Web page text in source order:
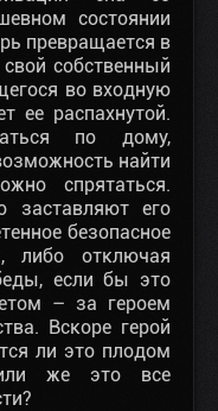
состоянии
превращается в
собственный
во входную
ее распахнутой.
по дому,
найти
спрятаться.
заставляют его
безопасное
либо отключая
если бы это
– за героем
Вскоре герой
ли это плодом
или же это все